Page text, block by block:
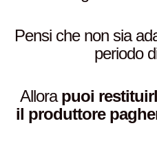
Pensi che non sia
periodo
Allorapuoi
il produttore